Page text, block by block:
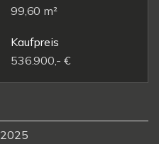
99,60 m²
Kaufpreis
536.900,- €
2025